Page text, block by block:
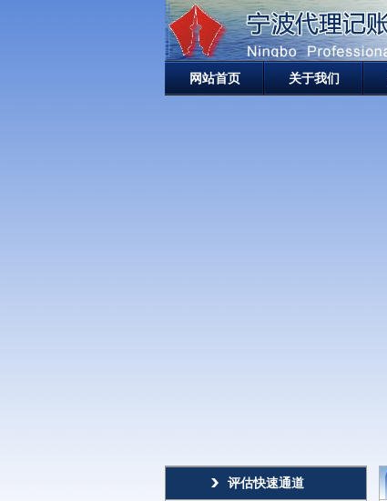
网站首页 关于我们
评估快速通道